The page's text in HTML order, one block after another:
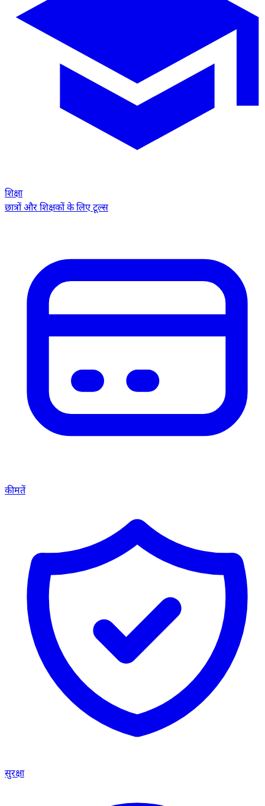
शिक्षा
छात्रों और शिक्षकों के लिए टूल्स
कीमतें
सुरक्षा